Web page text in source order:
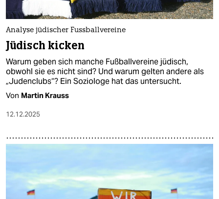
Analyse jüdischer Fussballvereine
Jüdisch kicken
Warum geben sich manche Fußballvereine jüdisch,
obwohl sie es nicht sind? Und warum gelten andere als
„Judenclubs“? Ein Soziologe hat das untersucht.
Von Martin Krauss
12.12.2025